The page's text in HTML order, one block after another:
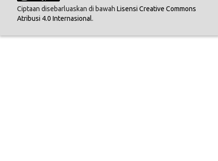
Ciptaan disebarluaskan di bawah Lisensi Creative Commons
Atribusi 4.0 Internasional.